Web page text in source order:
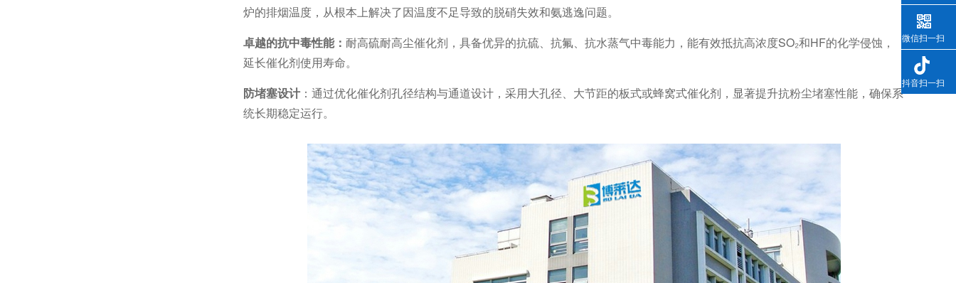
炉的排烟温度，从根本上解决了因温度不足导致的脱硝失效和氨逃逸问题。
卓越的抗中毒性能： 耐高硫耐高尘催化剂，具备优异的抗硫、抗氟、抗水蒸气中毒能力，能有效抵抗高浓度SO₂和HF的化学侵蚀，
延长催化剂使用寿命。
防堵塞设计 ：通过优化催化剂孔径结构与通道设计，采用大孔径、大节距的板式或蜂窝式催化剂，显著提升抗粉尘堵塞性能，确保系
统长期稳定运行。
微信扫一扫
抖音扫一扫